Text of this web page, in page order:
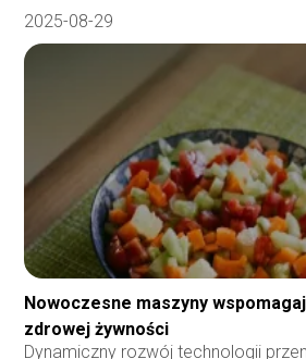
2025-08-29
Nowoczesne maszyny
zdrowej żywności
Dynamiczny rozwój technologii